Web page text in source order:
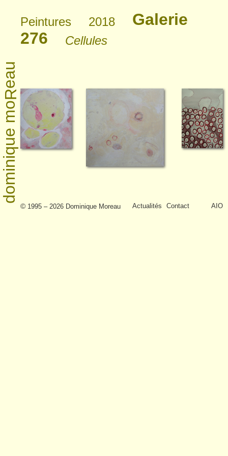
dominique mo
R
eau
peintre plasticienne à Montreuil
Peintures 2018
Galerie
276
Cellules
© 1995 – 2026 Dominique Moreau Actualités Contact AIO